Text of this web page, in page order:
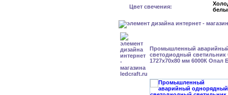
Цвет свечения:
Промышленный
светодиодный светильник
1727x70x80 мм 6000К Опал